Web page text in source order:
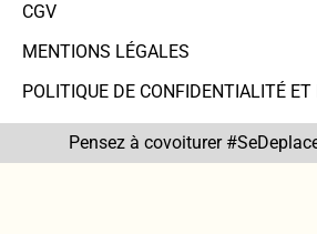
CGV
MENTIONS LÉGALES
POLITIQUE DE CONFIDENTIALITÉ ET
Pensez à covoiturer